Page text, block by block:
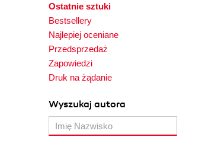
Ostatnie sztuki
Bestsellery
Najlepiej oceniane
Przedsprzedaż
Zapowiedzi
Druk na żądanie
Wyszukaj autora